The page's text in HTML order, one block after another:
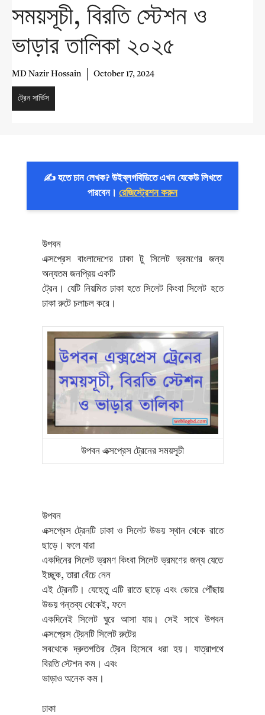
সময়সূচী, বিরতি স্টেশন ও
ভাড়ার তালিকা ২০২৫
MD Nazir Hossain October 17, 2024
ট্রেন সার্ভিস
✍️ হতে চান লেখক? উইব্লগবিডিতে এখন যেকেউ লিখতে
পারবেন। রেজিস্ট্রেশন করুন
উপবন
এক্সপ্রেস বাংলাদেশের ঢাকা টু সিলেট ভ্রমণের জন্য
অন্যতম জনপ্রিয় একটি
ট্রেন। যেটি নিয়মিত ঢাকা হতে সিলেট কিংবা সিলেট হতে
ঢাকা রুটে চলাচল করে।
উপবন এক্সপ্রেস ট্রেনের সময়সূচী
উপবন
এক্সপ্রেস ট্রেনটি ঢাকা ও সিলেট উভয় স্থান থেকে রাতে
ছাড়ে। ফলে যারা
একদিনের সিলেট ভ্রমণ কিংবা সিলেট ভ্রমণের জন্য যেতে
ইচ্ছুক, তারা বেঁচে নেন
এই ট্রেনটি। যেহেতু এটি রাতে ছাড়ে এবং ভোরে পৌঁছায়
উভয় গন্তব্য থেকেই, ফলে
একদিনেই সিলেট ঘুরে আসা যায়। সেই সাথে উপবন
এক্সপ্রেস ট্রেনটি সিলেট রুটের
সবথেকে দ্রুতগতির ট্রেন হিসেবে ধরা হয়। যাত্রাপথে
বিরতি স্টেশন কম। এবং
ভাড়াও অনেক কম।
ঢাকা